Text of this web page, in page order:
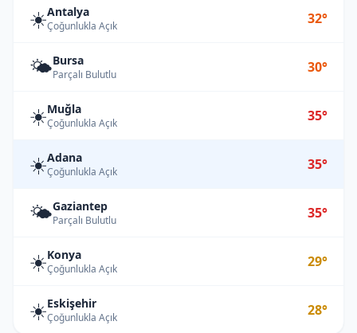
☀️Antalya
Çoğunlukla Açık 32°
🌤️Bursa
Parçalı Bulutlu 30°
☀️Muğla
Çoğunlukla Açık 35°
☀️Adana
Çoğunlukla Açık 35°
🌤️Gaziantep
Parçalı Bulutlu 35°
☀️Konya
Çoğunlukla Açık 29°
☀️Eskişehir
Çoğunlukla Açık 28°